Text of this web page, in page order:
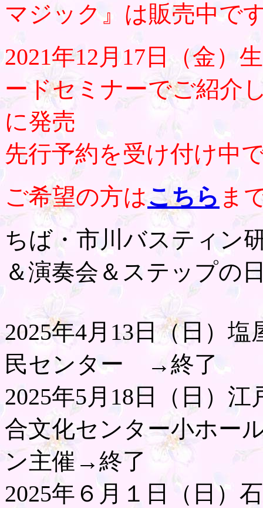
マジック』は販売中で
2021年12月17日（金）
ードセミナーでご紹介
に発売
先行予約を受け付け中
ご希望の方はこちら ま
ちば・市川バスティン
＆演奏会＆ステップの
2025年4月13日（日）
民センター →終了
2025年5月18日（日）
合文化センター小ホー
ン主催→終了
2025年６月１日（日）